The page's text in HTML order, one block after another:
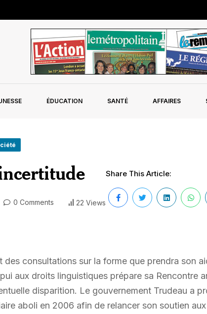
ÉDUCATION SANTÉ AFFAIRES
0 Comments 22 Views
Share This Article:
des consultations sur la forme que prendra son
aux droits linguistiques prépare sa Rencontre
disparition. Le gouvernement Trudeau a
aboli en 2006 afin de relancer son soutien